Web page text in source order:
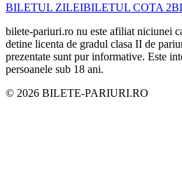
BILETUL ZILEIBILETUL COTA 2
bilete-pariuri.ro nu este afiliat niciunei
detine licenta de gradul clasa II de
prezentate sunt pur informative. Este
persoanele sub 18 ani.
© 2026 BILETE-PARIURI.RO